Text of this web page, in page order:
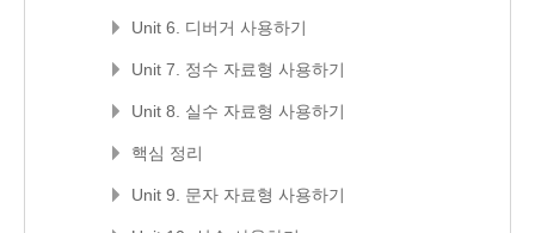
Unit 6. 디버거 사용하기
Unit 7. 정수 자료형 사용하기
Unit 8. 실수 자료형 사용하기
핵심 정리
Unit 9. 문자 자료형 사용하기